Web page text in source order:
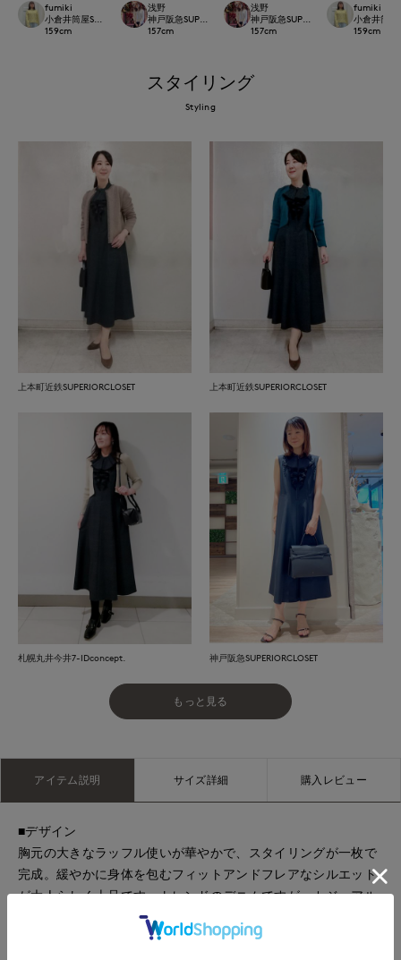
fumiki
小倉井筒屋SUPERIOR CLOSET
159cm
浅野
神戸阪急SUPERIORCLOSET
157cm
浅野
神戸阪急SUPERIORCLOSET
157cm
fumiki
小倉井筒屋
159cm
スタイリング
Styling
上本町近鉄SUPERIORCLOSET 上本町近鉄SUPERIORCLOSET
札幌丸井今井7-IDconcept. 神戸阪急SUPERIORCLOSET
もっと見る
アイテム説明 サイズ詳細 購入レビュー
■デザイン
胸元の大きなラッフル使いが華やかで、スタイリングが一枚で
完成。緩やかに身体を包むフィットアンドフレアなシルエット
が大人らしく上品です。トレンドのデニムですが、カジュアル
になり過ぎず着こなしていただけるのがおすすめのポイントで
す。リブのショート丈ボレロを合わせていただければ脚長効果